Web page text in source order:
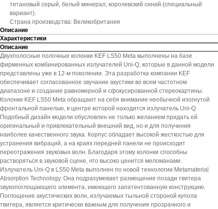
титановый серый, белый минерал, королевский синий (специальный
вариант).
Страна производства: Великобритания
Описание
Характеристики
Описание
Двухполосные полочные колонки KEF LS50 Meta выполнены на базе
фирменных комбинированных излучателей Uni-Q, которые в данной модели
представлены уже в 12-м поколении. Эта разработка компании KEF
обеспечивает согласованное звучание акустики во всем частотном
диапазоне и создание равномерной и сфокусированной стереокартины.
Колонки KEF LS50 Meta обращают на себя внимание необычной изогнутой
фронтальной панелью, в центре которой находится излучатель Uni-Q.
Подобный дизайн модели обусловлен не только желанием придать ей
оригинальный и привлекательный внешний вид, но и для получения
наиболее качественного звука. Корпус обладает высокой жесткостью для
устранения вибраций, а на краях передней панели не происходит
переотражения звуковых волн. Благодаря этому колонки способны
растворяться в звуковой сцене, что высоко ценится меломанами.
Излучатель Uni-Q в LS50 Meta выполнен по новой технологии Metamaterial
Absorption Technology. Она подразумевает размещение позади твитера
звукопоглощающего элемента, имеющего запатентованную конструкцию.
Поглощение акустических волн, излучаемых тыльной стороной купола
твитера, является критически важным для получения прозрачного и